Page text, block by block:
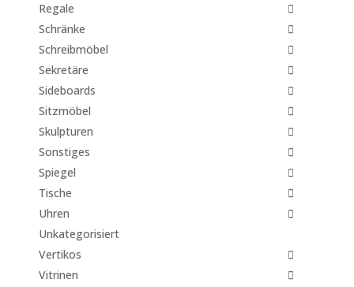
Regale
Schränke
Schreibmöbel
Sekretäre
Sideboards
Sitzmöbel
Skulpturen
Sonstiges
Spiegel
Tische
Uhren
Unkategorisiert
Vertikos
Vitrinen